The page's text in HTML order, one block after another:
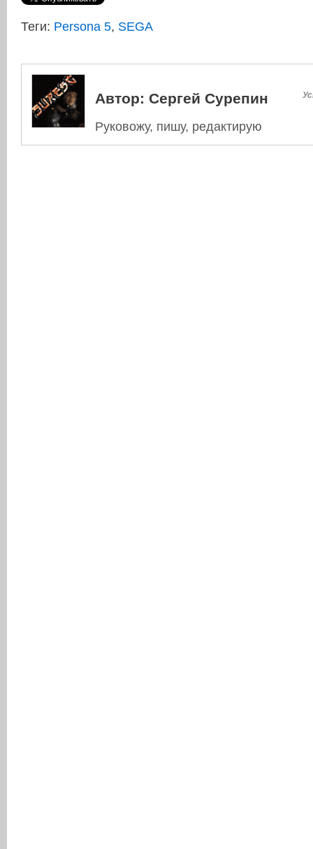
Теги: Persona 5, SEGA
Автор: Сергей Сурепин
Руковожу, пишу, редактирую